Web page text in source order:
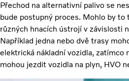
Přechod na alternativní palivo se
bude postupný proces. Mohlo by to
různých hnacích ústrojí v závislosti
Například jedna nebo dvě trasy
elektrická nákladní vozidla, zatímco
mohou jezdit vozidla na plyn, HVO